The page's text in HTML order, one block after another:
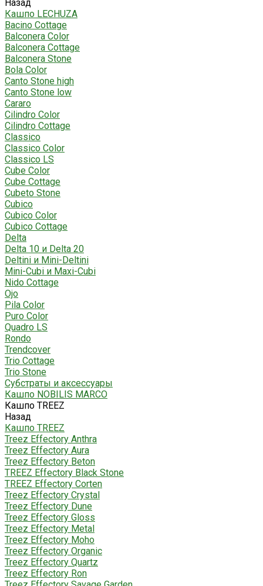
Назад
Кашпо LECHUZA
Bacino Cottage
Balconera Color
Balconera Cottage
Balconera Stone
Bola Color
Canto Stone high
Canto Stone low
Cararo
Cilindro Color
Cilindro Cottage
Classico
Classico Color
Classico LS
Cube Color
Cube Cottage
Cubeto Stone
Cubico
Cubico Color
Cubico Cottage
Delta
Delta 10 и Delta 20
Deltini и Mini-Deltini
Mini-Cubi и Maxi-Cubi
Nido Cottage
Ojo
Pila Color
Puro Color
Quadro LS
Rondo
Trendcover
Trio Cottage
Trio Stone
Субстраты и аксессуары
Кашпо NOBILIS MARCO
Кашпо TREEZ
Назад
Кашпо TREEZ
Treez Effectory Anthra
Treez Effectory Aura
Treez Effectory Beton
TREEZ Effectory Black Stone
TREEZ Effectory Corten
Treez Effectory Crystal
Treez Effectory Dune
Treez Effectory Gloss
Treez Effectory Metal
Treez Effectory Moho
Treez Effectory Organic
Treez Effectory Quartz
Treez Effectory Ron